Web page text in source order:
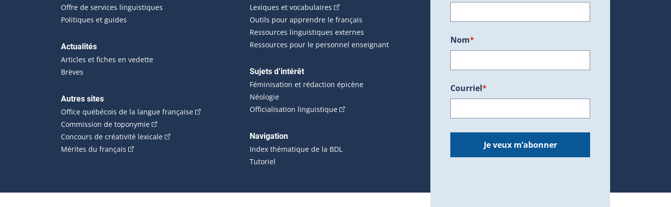
Offre de services linguistiques
Politiques et guides
Actualités
Articles et fiches en vedette
Brèves
Autres sites
Office québécois de la langue française(Cet hyperlien externe s'ouvrira dans une nouvelle fenêtre.)
Commission de toponymie(Cet hyperlien externe s'ouvrira dans une nouvelle fenêtre.)
Concours de créativité lexicale(Cet hyperlien externe s'ouvrira dans une nouvelle fenêtre.)
Mérites du français (Cet hyperlien externe s'ouvrira dans une nouvelle fenêtre.)
Lexiques et vocabulaires (Cet hyperlien externe s'ouvrira dans une nouvelle fenêtre.)
Outils pour apprendre le français
Ressources linguistiques externes
Ressources pour le personnel enseignant
Sujets d’intérêt
Féminisation et rédaction épicène
Néologie
Officialisation linguistique(Cet hyperlien externe s'ouvrira dans une nouvelle fenêtre.)
Navigation
Index thématique de la BDL
Tutoriel
Nom*
Courriel*
Je veux m’abonner